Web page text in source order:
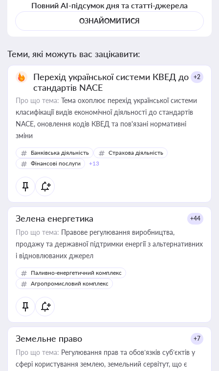
Повний AI-підсумок дня та статті-джерела
ОЗНАЙОМИТИСЯ
Теми, які можуть вас зацікавити:
Перехід української системи КВЕД до
стандартів NACE
+2
Про що тема: Тема охоплює перехід української системи
класифікації видів економічної діяльності до стандартів
NACE, оновлення кодів КВЕД та пов'язані нормативні
зміни
Банківська діяльність
Страхова діяльність
Фінансові послуги
+13
Зелена енергетика +44
Про що тема: Правове регулювання виробництва,
продажу та державної підтримки енергії з альтернативних
і відновлюваних джерел
Паливно-енергетичний комплекс
Агропромисловий комплекс
Земельне право +7
Про що тема: Регулювання прав та обов’язків суб’єктів у
сфері користування землею, земельний сервітут, що є